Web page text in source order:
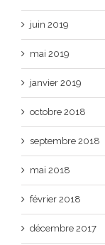
juin 2019
mai 2019
janvier 2019
octobre 2018
septembre 2018
mai 2018
février 2018
décembre 2017